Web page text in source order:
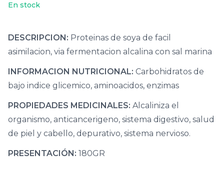
En stock
DESCRIPCION: Proteinas de soya de facil
asimilacion, via fermentacion alcalina con sal marina
INFORMACION NUTRICIONAL: Carbohidratos de
bajo indice glicemico, aminoacidos, enzimas
PROPIEDADES MEDICINALES: Alcaliniza el
organismo, anticancerigeno, sistema digestivo, salud
de piel y cabello, depurativo, sistema nervioso.
PRESENTACIÓN: 180GR